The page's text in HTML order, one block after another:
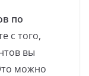
по
с того,
вы
можно